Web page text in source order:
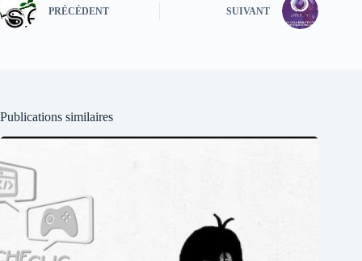
PRÉCÉDENT SUIVANT
Publications similaires